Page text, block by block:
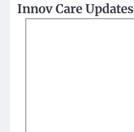
Innov Care Updates